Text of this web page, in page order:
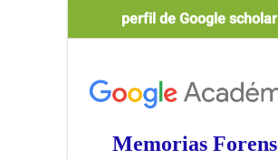
scholarperfil de Google scholar